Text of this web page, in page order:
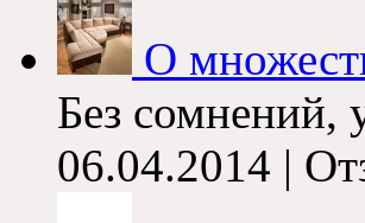
О
Без сомнений,
06.04.2014 |